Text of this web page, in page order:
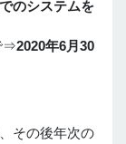
のシステムを
⇒2020年6月30
その後年次の